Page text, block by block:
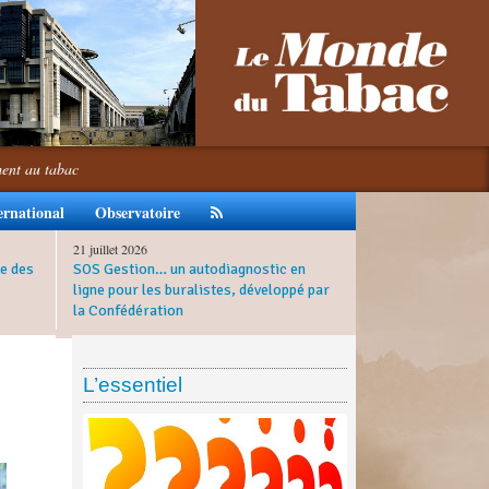
au tabac
Observatoire
des
21 juillet 2026
SOS Gestion… un autodiagnostic en
ligne pour les buralistes, développé par
la Confédération
L’essentiel